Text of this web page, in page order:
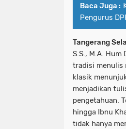
Baca Juga :
Pengurus
Tangerang
S.S., M.A.
tradisi menulis
klasik
menjadikan
pengetahuan.
hingga Ibnu
tidak hanya